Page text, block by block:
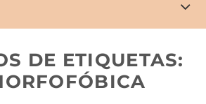
DE ETIQUETAS: